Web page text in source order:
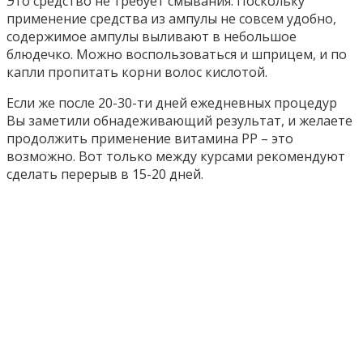
применение средства из ампулы не совсем удобно,
содержимое ампулы выливают в небольшое
блюдечко. Можно воспользоваться и шприцем, и по
капли пропитать корни волос кислотой.
Если же после 20-30-ти дней ежедневных процедур
Вы заметили обнадеживающий результат, и желаете
продолжить применение витамина РР – это
возможно. Вот только между курсами рекомендуют
сделать перерыв в 15-20 дней.